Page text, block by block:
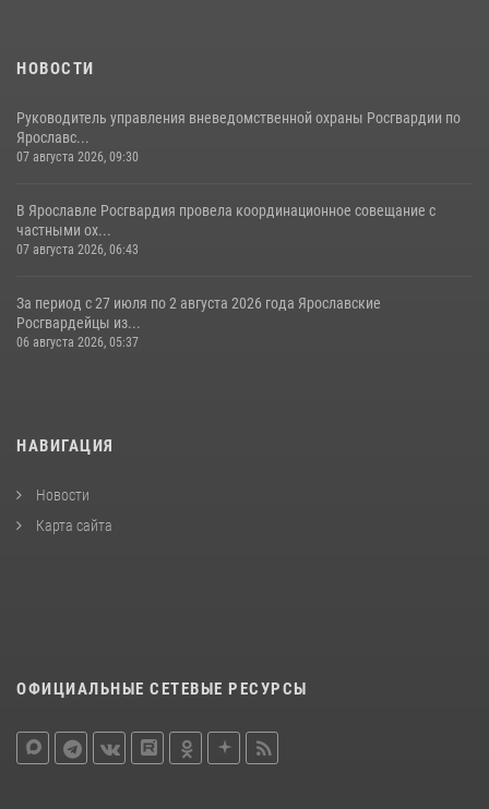
НОВОСТИ
Руководитель управления вневедомственной охраны Росгвардии по
Ярославс...
07 августа 2026, 09:30
В Ярославле Росгвардия провела координационное совещание с
частными ох...
07 августа 2026, 06:43
За период с 27 июля по 2 августа 2026 года Ярославские
Росгвардейцы из...
06 августа 2026, 05:37
НАВИГАЦИЯ
Новости
Карта сайта
ОФИЦИАЛЬНЫЕ СЕТЕВЫЕ РЕСУРСЫ